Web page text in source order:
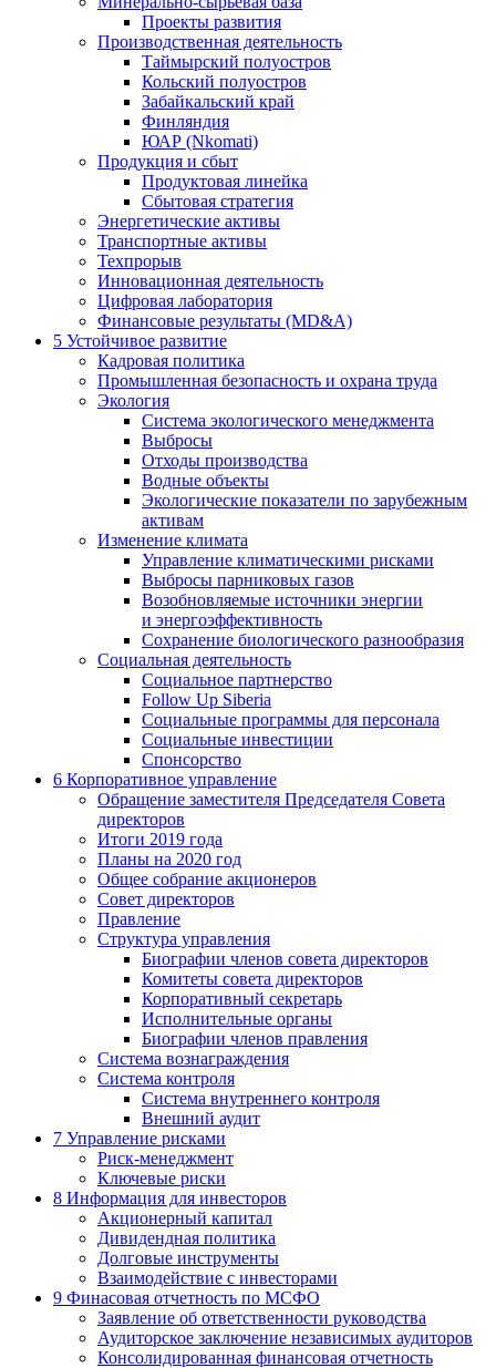
Проекты развития
Производственная деятельность
Таймырский полуостров
Кольский полуостров
Забайкальский край
Финляндия
ЮАР (Nkomati)
Продукция и сбыт
Продуктовая линейка
Сбытовая стратегия
Энергетические активы
Транспортные активы
Техпрорыв
Инновационная деятельность
Цифровая лаборатория
Финансовые результаты (MD&A)
5 Устойчивое развитие
Кадровая политика
Промышленная безопасность и охрана труда
Экология
Система экологического менеджмента
Выбросы
Отходы производства
Водные объекты
Экологические показатели по зарубежным
активам
Изменение климата
Управление климатическими рисками
Выбросы парниковых газов
Возобновляемые источники энергии
и энергоэффективность
Сохранение биологического разнообразия
Социальная деятельность
Социальное партнерство
Follow Up Siberia
Социальные программы для персонала
Социальные инвестиции
Спонсорство
6 Корпоративное управление
Обращение заместителя Председателя Совета
директоров
Итоги 2019 года
Планы на 2020 год
Общее собрание акционеров
Совет директоров
Правление
Структура управления
Биографии членов совета директоров
Комитеты совета директоров
Корпоративный секретарь
Исполнительные органы
Биографии членов правления
Система вознаграждения
Система контроля
Система внутреннего контроля
Внешний аудит
7 Управление рисками
Риск-менеджмент
Ключевые риски
8 Информация для инвесторов
Акционерный капитал
Дивидендная политика
Долговые инструменты
Взаимодействие с инвеcторами
9 Финасовая отчетность по МСФО
Заявление об ответственности руководства
Аудиторское заключение независимых аудиторов
Консолидированная финансовая отчетность